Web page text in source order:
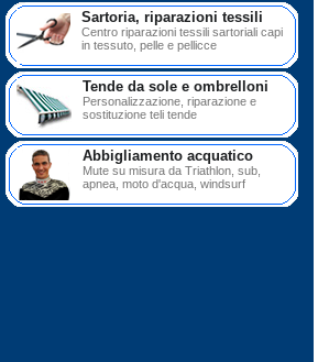
Sartoria, riparazioni tessili
Centro riparazioni tessili sartoriali capi
in tessuto, pelle e pellicce
Tende da sole e ombrelloni
Personalizzazione, riparazione e
sostituzione teli tende
Abbigliamento acquatico
Mute su misura da Triathlon, sub,
apnea, moto d'acqua, windsurf